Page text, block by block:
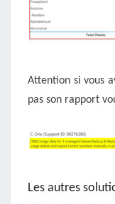
Attention si vous
pas son rapport
Les autres